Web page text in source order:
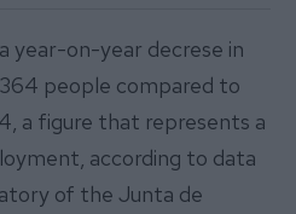
year-on-year decrese in
people compared to
a figure that represents a
according to data
of the Junta de